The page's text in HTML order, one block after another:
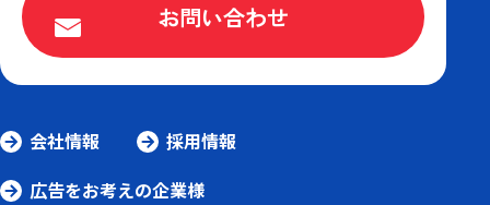
お問い合わせ
会社情報
採用情報
広告をお考えの企業様